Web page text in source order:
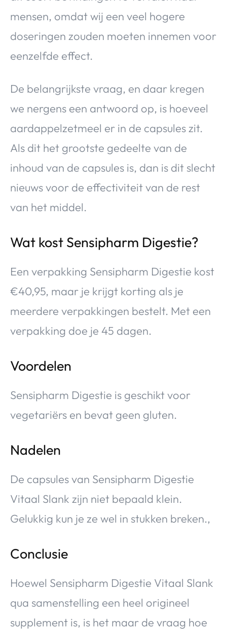
mensen, omdat wij een veel hogere
doseringen zouden moeten innemen voor
eenzelfde effect.
De belangrijkste vraag, en daar kregen
we nergens een antwoord op, is hoeveel
aardappelzetmeel er in de capsules zit.
Als dit het grootste gedeelte van de
inhoud van de capsules is, dan is dit slecht
nieuws voor de effectiviteit van de rest
van het middel.
Wat kost Sensipharm Digestie?
Een verpakking Sensipharm Digestie kost
€40,95, maar je krijgt korting als je
meerdere verpakkingen bestelt. Met een
verpakking doe je 45 dagen.
Voordelen
Sensipharm Digestie is geschikt voor
vegetariërs en bevat geen gluten.
Nadelen
De capsules van Sensipharm Digestie
Vitaal Slank zijn niet bepaald klein.
Gelukkig kun je ze wel in stukken breken.,
Conclusie
Hoewel Sensipharm Digestie Vitaal Slank
qua samenstelling een heel origineel
supplement is, is het maar de vraag hoe